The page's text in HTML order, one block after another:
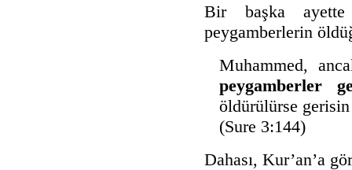
Bir başka
peygamberlerin
Muhammed,
peygamberler
öldürülürse
(Sure 3:144)
Dahası, Kur’an’a